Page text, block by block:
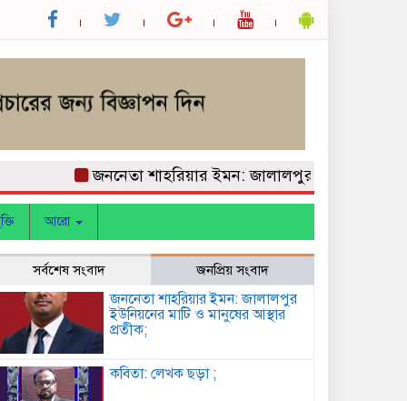
জননেতা শাহরিয়ার ইমন: জালালপুর ইউনিয়নের মাটি ও
আরো
সর্বশেষ সংবাদ জনপ্রিয় সংবাদ
জননেতা শাহরিয়ার ইমন: জালালপুর
ইউনিয়নের মাটি ও মানুষের আস্থার
প্রতীক;
কবিতা: লেখক ছড়া ;